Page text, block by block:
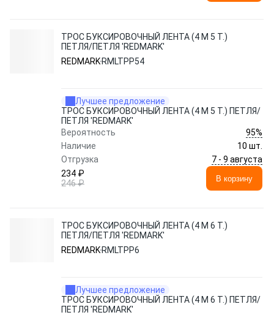
ТРОС БУКСИРОВОЧНЫЙ ЛЕНТА (4 М 5 Т.)
ПЕТЛЯ/ПЕТЛЯ 'REDMARK'
REDMARK RMLTPP54
Лучшее предложение
ТРОС БУКСИРОВОЧНЫЙ ЛЕНТА (4 М 5 Т.) ПЕТЛЯ/
ПЕТЛЯ 'REDMARK'
Вероятность
95%
Наличие
10 шт.
Отгрузка
7 - 9 августа
234 ₽
246 ₽
В корзину
ТРОС БУКСИРОВОЧНЫЙ ЛЕНТА (4 М 6 Т.)
ПЕТЛЯ/ПЕТЛЯ 'REDMARK'
REDMARK RMLTPP6
Лучшее предложение
ТРОС БУКСИРОВОЧНЫЙ ЛЕНТА (4 М 6 Т.) ПЕТЛЯ/
ПЕТЛЯ 'REDMARK'